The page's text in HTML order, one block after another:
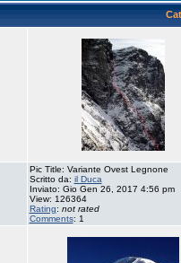
Pic Title: Variante Ovest Legnone
Scritto da: il Duca
Inviato: Gio Gen 26, 2017 4:56 pm
View: 126364
Rating: not rated
Comments: 1